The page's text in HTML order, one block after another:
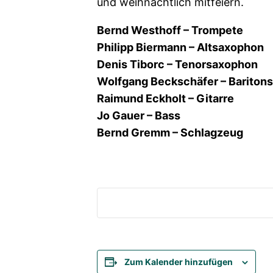
Bernd Westhoff – Trompete
Philipp Biermann – Altsaxophon
Denis Tiborc – Tenorsaxophon
Wolfgang Beckschäfer –
Raimund Eckholt – Gitarre
Jo Gauer – Bass
Bernd Gremm – Schlagzeug
Zum Kalender hinzufügen